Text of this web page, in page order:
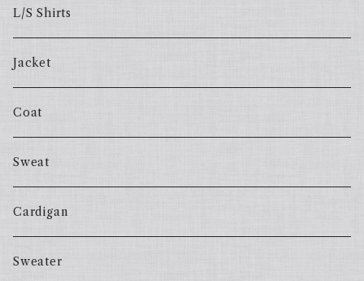
L/S Shirts
Jacket
Coat
Sweat
Cardigan
Sweater